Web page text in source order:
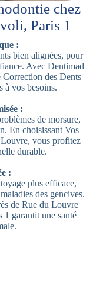
chez
Paris 1
:
bien alignées, pour
Avec Dentimad
des Dents
à vos besoins.
:
de morsure,
En choisissant Vos
vous profitez
durable.
:
plus efficace,
des gencives.
de Rue du Louvre
garantit une santé